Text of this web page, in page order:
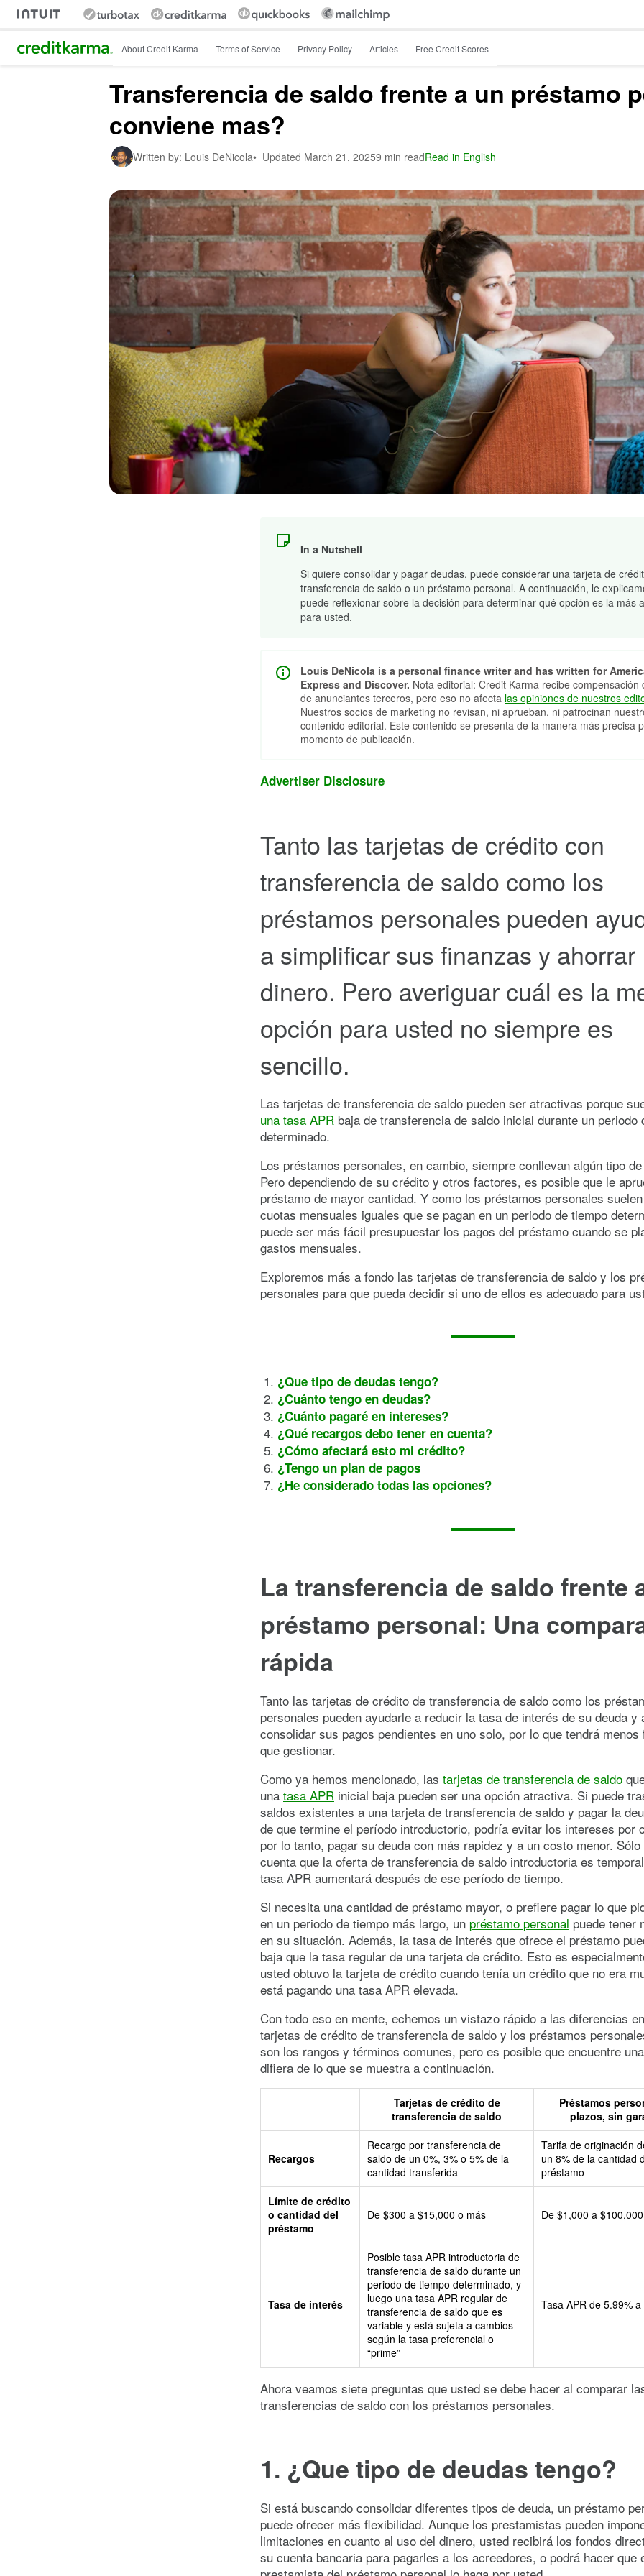
Intuit Credit Karma About Credit Karma Terms of Service Privacy Policy Articles Free Credit Scores
Transferencia de saldo frente a un préstamo
conviene mas?
Written by: Louis DeNicola• Updated March 21, 20259 min readRead in English
In a Nutshell
Si quiere consolidar y pagar deudas, puede considerar una tarjeta de
transferencia de saldo o un préstamo personal. A continuación, le
puede reflexionar sobre la decisión para determinar qué opción es la más
para usted.
Louis DeNicola is a personal finance writer and has written for
Express and Discover. Nota editorial: Credit Karma recibe compensación
de anunciantes terceros, pero eso no afecta las opiniones de nuestros
Nuestros socios de marketing no revisan, ni aprueban, ni patrocinan
contenido editorial. Este contenido se presenta de la manera más precisa
momento de publicación.
Advertiser Disclosure
Tanto las tarjetas de crédito con
transferencia de saldo como los
préstamos personales pueden
a simplificar sus finanzas y ahorrar
dinero. Pero averiguar cuál es la
opción para usted no siempre es
sencillo.
Las tarjetas de transferencia de saldo pueden ser atractivas porque
una tasa APR baja de transferencia de saldo inicial durante un periodo
determinado.
Los préstamos personales, en cambio, siempre conllevan algún tipo
Pero dependiendo de su crédito y otros factores, es posible que le
préstamo de mayor cantidad. Y como los préstamos personales
cuotas mensuales iguales que se pagan en un periodo de tiempo
puede ser más fácil presupuestar los pagos del préstamo cuando se
gastos mensuales.
Exploremos más a fondo las tarjetas de transferencia de saldo y los
personales para que pueda decidir si uno de ellos es adecuado para
¿Que tipo de deudas tengo?
¿Cuánto tengo en deudas?
¿Cuánto pagaré en intereses?
¿Qué recargos debo tener en cuenta?
¿Cómo afectará esto mi crédito?
¿Tengo un plan de pagos
¿He considerado todas las opciones?
La transferencia de saldo frente
préstamo personal: Una
rápida
Tanto las tarjetas de crédito de transferencia de saldo como los
personales pueden ayudarle a reducir la tasa de interés de su deuda y
consolidar sus pagos pendientes en uno solo, por lo que tendrá menos
que gestionar.
Como ya hemos mencionado, las tarjetas de transferencia de saldo
una tasa APR inicial baja pueden ser una opción atractiva. Si puede
saldos existentes a una tarjeta de transferencia de saldo y pagar la
de que termine el período introductorio, podría evitar los intereses por
por lo tanto, pagar su deuda con más rapidez y a un costo menor. Sólo
cuenta que la oferta de transferencia de saldo introductoria es
tasa APR aumentará después de ese período de tiempo.
Si necesita una cantidad de préstamo mayor, o prefiere pagar lo que
en un periodo de tiempo más largo, un préstamo personal puede tener
en su situación. Además, la tasa de interés que ofrece el préstamo
baja que la tasa regular de una tarjeta de crédito. Esto es
usted obtuvo la tarjeta de crédito cuando tenía un crédito que no era
está pagando una tasa APR elevada.
Con todo eso en mente, echemos un vistazo rápido a las diferencias
tarjetas de crédito de transferencia de saldo y los préstamos
son los rangos y términos comunes, pero es posible que encuentre
difiera de lo que se muestra a continuación.
Tarjetas de crédito de
transferencia de saldo
Préstamos
plazos, sin
Recargos
Recargo por transferencia de
saldo de un 0%, 3% o 5% de la
cantidad transferida
Tarifa de originación
un 8% de la cantidad
préstamo
Límite de crédito
o cantidad del
préstamo
De $300 a $15,000 o más De $1,000 a $100,000
Tasa de interés
Posible tasa APR introductoria de
transferencia de saldo durante un
periodo de tiempo determinado, y
luego una tasa APR regular de
transferencia de saldo que es
variable y está sujeta a cambios
según la tasa preferencial o
“prime”
Tasa APR de 5.99%
Ahora veamos siete preguntas que usted se debe hacer al comparar
transferencias de saldo con los préstamos personales.
1. ¿Que tipo de deudas tengo?
Si está buscando consolidar diferentes tipos de deuda, un préstamo
puede ofrecer más flexibilidad. Aunque los prestamistas pueden
limitaciones en cuanto al uso del dinero, usted recibirá los fondos
su cuenta bancaria para pagarles a los acreedores, o podrá hacer que